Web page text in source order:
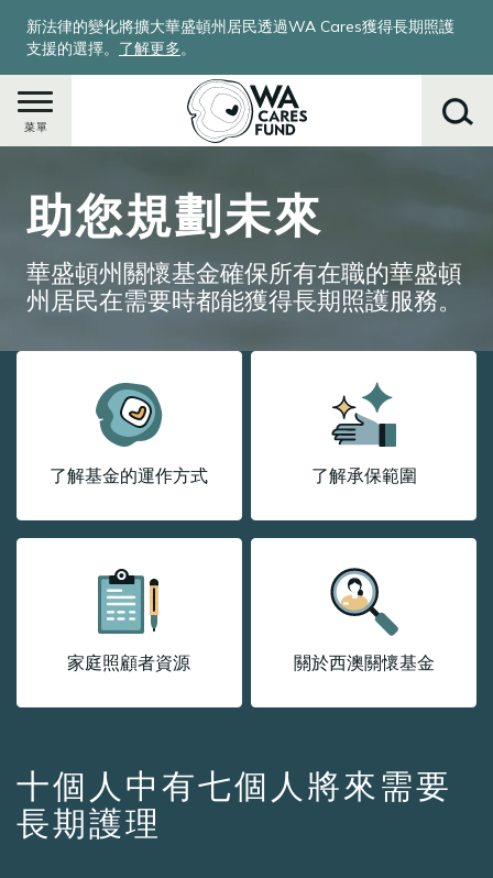
新法律的變化將擴大華盛頓州居民透過WA Cares獲得長期照護
支援的選擇。 了解更多。
菜單
助您規劃未來
華盛頓州關懷基金確保所有在職的華盛頓
州居民在需要時都能獲得長期照護服務。
了解基金的運作方式 了解承保範圍
家庭照顧者資源 關於西澳關懷基金
十個人中有七個人將來需要
長期護理